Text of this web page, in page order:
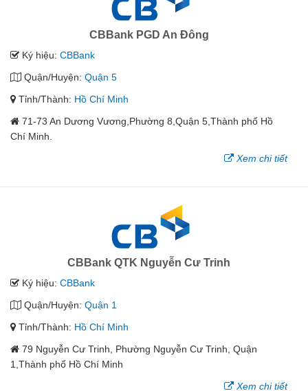
CBBank PGD An Đông
Ký hiệu: CBBank
Quận/Huyện: Quận 5
Tỉnh/Thành: Hồ Chí Minh
71-73 An Dương Vương,Phường 8,Quận 5,Thành phố Hồ
Chí Minh.
Xem chi tiết
CBBank QTK Nguyễn Cư Trinh
Ký hiệu: CBBank
Quận/Huyện: Quận 1
Tỉnh/Thành: Hồ Chí Minh
79 Nguyễn Cư Trinh, Phường Nguyễn Cư Trinh, Quận
1,Thành phố Hồ Chí Minh
Xem chi tiết